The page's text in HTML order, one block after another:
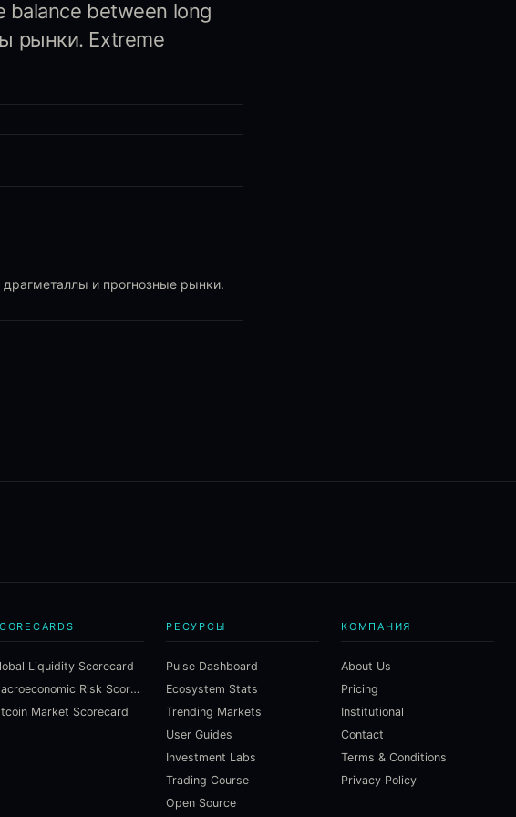
balance between long
рынки. Extreme
и прогнозные рынки.
Liquidity Scorecard
Macroeconomic Risk Scorecard
Market Scorecard
РЕСУРСЫ
Pulse Dashboard
Ecosystem Stats
Trending Markets
User Guides
Investment Labs
Trading Course
Open Source
КОМПАНИЯ
About Us
Pricing
Institutional
Contact
Terms & Conditions
Privacy Policy